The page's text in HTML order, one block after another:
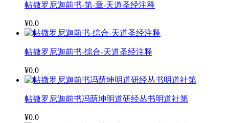
帖撒罗尼迦前书-第-章-天道圣经注释
¥0.0
帖撒罗尼迦前书-综合-天道圣经注释
¥0.0
帖撒罗尼迦前书冯荫坤明道研经丛书明道社第
¥0.0